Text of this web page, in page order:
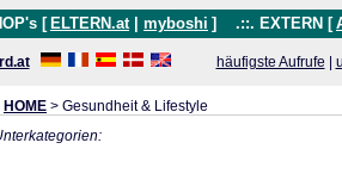
[ ELTERN.at myboshi ] .::. EXTERN [
häufigste Aufrufe
HOME > Gesundheit & Lifestyle